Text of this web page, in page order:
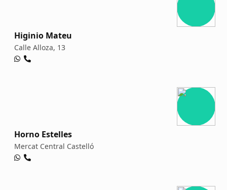
Higinio Mateu
Calle Alloza, 13
Horno Estelles
Mercat Central Castelló